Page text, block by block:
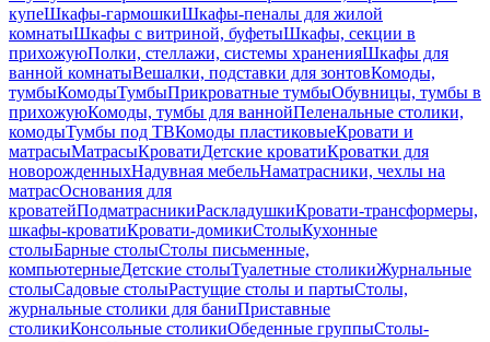
купеШкафы-гармошкиШкафы-пеналы для жилой
комнатыШкафы с витриной, буфетыШкафы, секции в
прихожуюПолки, стеллажи, системы храненияШкафы для
ванной комнатыВешалки, подставки для зонтовКомоды,
тумбыКомодыТумбыПрикроватные тумбыОбувницы, тумбы в
прихожуюКомоды, тумбы для ваннойПеленальные столики,
комодыТумбы под ТВКомоды пластиковыеКровати и
матрасыМатрасыКроватиДетские кроватиКроватки для
новорожденныхНадувная мебельНаматрасники, чехлы на
матрасОснования для
кроватейПодматрасникиРаскладушкиКровати-трансформеры,
шкафы-кроватиКровати-домикиСтолыКухонные
столыБарные столыСтолы письменные,
компьютерныеДетские столыТуалетные столикиЖурнальные
столыСадовые столыРастущие столы и партыСтолы,
журнальные столики для баниПриставные
столикиКонсольные столикиОбеденные группыСтолы-